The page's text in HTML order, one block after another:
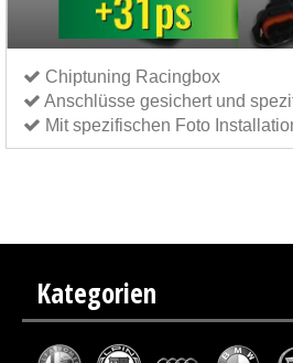
Chiptuning Racingbox
Anschlüsse gesichert und
Mit spezifischen Foto
Kategorien